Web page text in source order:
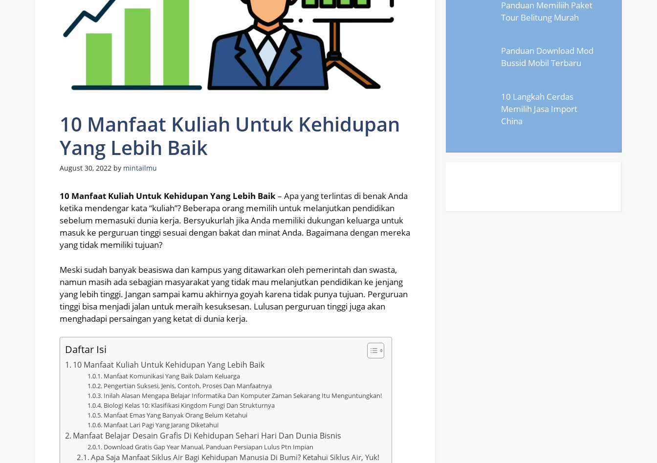
10 Manfaat Kuliah Untuk Kehidupan
Yang Lebih Baik
August 30, 2022 by mintailmu
10 Manfaat Kuliah Untuk Kehidupan Yang Lebih Baik– Apa yang terlintas di benak Anda
ketika mendengar kata “kuliah”? Beberapa orang memilih untuk melanjutkan pendidikan
sebelum memasuki dunia kerja. Bersyukurlah jika Anda memiliki dukungan keluarga untuk
masuk ke perguruan tinggi sesuai dengan bakat dan minat Anda. Bagaimana dengan mereka
yang tidak memiliki tujuan?
Meski sudah banyak beasiswa dan kampus yang ditawarkan oleh pemerintah dan swasta,
namun masih ada sebagian masyarakat yang tidak mau melanjutkan pendidikan ke jenjang
yang lebih tinggi. Jangan sampai kamu akhirnya goyah karena tidak punya tujuan. Perguruan
tinggi bisa menjadi jalan untuk meraih kesuksesan. Lulusan perguruan tinggi juga akan
menghadapi persaingan yang ketat di dunia kerja.
Daftar Isi
10 Manfaat Kuliah Untuk Kehidupan Yang Lebih Baik
Manfaat Komunikasi Yang Baik Dalam Keluarga
Pengertian Suksesi, Jenis, Contoh, Proses Dan Manfaatnya
Inilah Alasan Mengapa Belajar Informatika Dan Komputer Zaman Sekarang Itu Menguntungkan!
Biologi Kelas 10: Klasifikasi Kingdom Fungi Dan Strukturnya
Manfaat Emas Yang Banyak Orang Belum Ketahui
Manfaat Lari Pagi Yang Jarang Diketahui
Manfaat Belajar Desain Grafis Di Kehidupan Sehari Hari Dan Dunia Bisnis
Download Gratis Gap Year Manual, Panduan Persiapan Lulus Ptn Impian
Apa Saja Manfaat Siklus Air Bagi Kehidupan Manusia Di Bumi? Ketahui Siklus Air, Yuk!
Panduan Memiliih Paket
Tour Belitung Murah
Panduan Download Mod
Bussid Mobil Terbaru
10 Langkah Cerdas
Memilih Jasa Import
China